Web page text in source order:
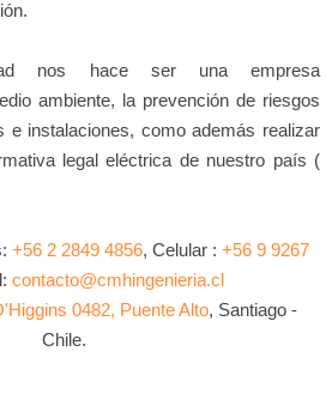
nos hace ser una empresa
ambiente, la prevención de riesgos
e instalaciones, como además realizar
legal eléctrica de nuestro país (
+56 2 2849 4856, Celular : +56 9 9267
contacto@cmhingenieria.cl
0482, Puente Alto, Santiago -
Chile.